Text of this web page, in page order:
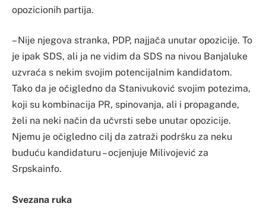
opozicionih partija.
– Nije njegova stranka, PDP, najjača unutar opozicije. To
je ipak SDS, ali ja ne vidim da SDS na nivou Banjaluke
uzvraća s nekim svojim potencijalnim kandidatom.
Tako da je očigledno da Stanivuković svojim potezima,
koji su kombinacija PR, spinovanja, ali i propagande,
želi na neki način da učvrsti sebe unutar opozicije.
Njemu je očigledno cilj da zatraži podršku za neku
buduću kandidaturu – ocjenjuje Milivojević za
Srpskainfo.
Svezana ruka